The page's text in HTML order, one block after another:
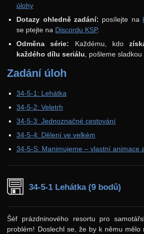
úlohy
Dotazy ohledně zadání: posílejte na
se ptejte na Discordu KSP.
Odměna série: Každému, kdo
každého dílu seriálu, pošleme sladkou
Zadání úloh
34-5-1: Lehátka
34-5-2: Veletrh
34-5-3: Jednoznačné cestování
34-5-4: Dělení ve velkém
34-5-S: Manimujeme – vlastní animace
34-5-1 Lehátka (9 bodů)
Šéf prázdninového resortu pro
problém! Doslechl se, že by k němu mělo
Zadání 3. série
Řešení
Zadání 4. série
Řešení
Zadání 5. série
Řešení
Komentáře
Základní algoritmy
Halda a cesty
Vyhledávací stromy